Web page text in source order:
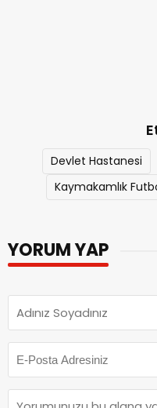
Devlet Hastanesi
Kaymakamlık
YORUM YAP